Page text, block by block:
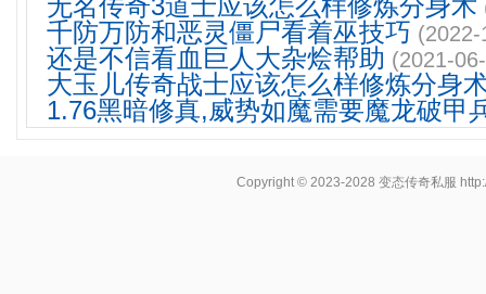
无名传奇3道士应该怎么样修炼分身术
千防万防和恶灵僵尸看着巫技巧
还是不信看血巨人大杂烩帮助 (2021-
大玉儿传奇战士应该怎么样修炼分身
1.76黑暗修真,威势如魔需要魔龙破甲
Copyright © 2023-2028变态传奇私服